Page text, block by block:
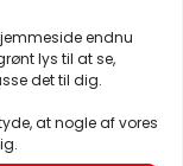
endnu
lys til at se,
det til dig.
at nogle af vores